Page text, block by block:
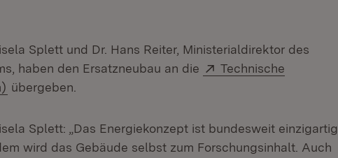
Splett und Dr. Hans Reiter, Ministerialdirektor des
haben den Ersatzneubau an die
Extern:
Technische
(Öffnet in neuem Fenster)
übergeben.
Splett:
„Das Energiekonzept ist bundesweit einzigartig
wird das Gebäude selbst zum Forschungsinhalt. Auch